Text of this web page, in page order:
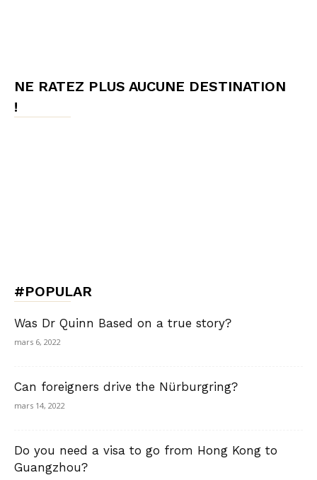
NE RATEZ PLUS AUCUNE DESTINATION
!
#POPULAR
Was Dr Quinn Based on a true story?
mars 6, 2022
Can foreigners drive the Nürburgring?
mars 14, 2022
Do you need a visa to go from Hong Kong to
Guangzhou?